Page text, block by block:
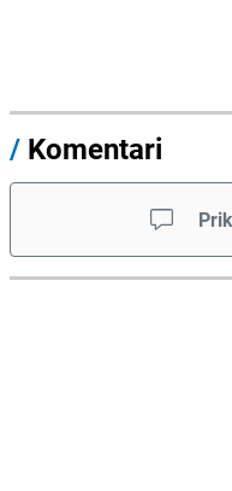
/ Komentari